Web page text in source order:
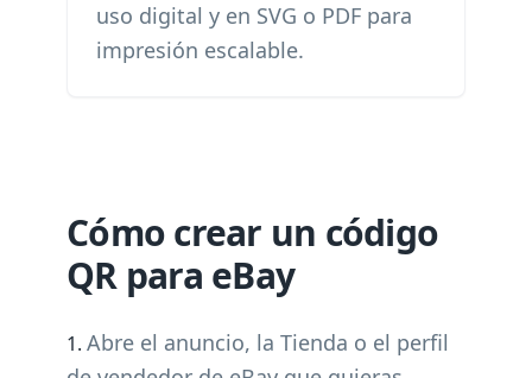
uso digital y en SVG o PDF para
impresión escalable.
Cómo crear un código
QR para eBay
Abre el anuncio, la Tienda o el perfil